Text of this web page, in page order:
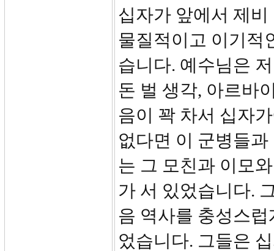
십자가 앞에서 제
물질적이고 이기적
습니다. 예수님은
돈 벌 생각, 아르바
음이 꽉 차서 십자
없다면 이 군병들
는 그 모친과 이모
가 서 있었습니다.
음 역사를 충성스
었습니다. 그들은